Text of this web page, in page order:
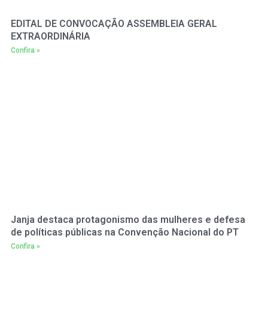
EDITAL DE CONVOCAÇÃO ASSEMBLEIA GERAL
EXTRAORDINÁRIA
Confira »
Janja destaca protagonismo das mulheres e defesa
de políticas públicas na Convenção Nacional do PT
Confira »